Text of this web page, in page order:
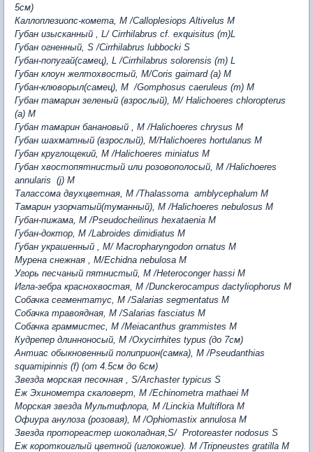
5см)
Каллоплезиопс-комета, M /Calloplesiops Altivelus M
Губан изысканный , L/ Cirrhilabrus cf. exquisitus (m)L
Губан огненный, S /Cirrhilabrus lubbocki S
Губан-попугай(самец), L /Cirrhilabrus solorensis (m) L
Губан клоун желтохвостый, М/Coris gaimard (a) M
Губан-клюворыл(самец), M /Gomphosus caeruleus (m) M
Губан тамарин зеленый (взрослый), M/ Halichoeres chloropterus
(a) M
Губан тамарин банановый , M /Halichoeres chrysus M
Губан шахматный (взрослый), М/Halichoeres hortulanus M
Губан круглощекий, M /Halichoeres miniatus M
Губан хвостопятнистый или розовополосый, M /Halichoeres
annularis (j) M
Талассома двухцветная, M /Thalassoma amblycephalum M
Тамарин узорчатый(туманный), M /Halichoeres nebulosus M
Губан-пижама, M /Pseudocheilinus hexataenia M
Губан-доктор, M /Labroides dimidiatus M
Губан украшенный , М/ Macropharyngodon ornatus M
Мурена снежная , М/Echidna nebulosa M
Угорь песчаный пятнистый, M /Heteroconger hassi M
Игла-зебра краснохвостая, M /Dunckerocampus dactyliophorus M
Собачка сегментатус, M /Salarias segmentatus M
Собачка травоядная, M /Salarias fasciatus M
Собачка граммистес, M /Meiacanthus grammistes M
Кудрепер длинноносый, M /Oxycirrhites typus (до 7см)
Антиас обыкновенный полиприон(самка), M /Pseudanthias
squamipinnis (f) (от 4.5см до 6см)
Звезда морская песочная , S/Archaster typicus S
Еж Эхинометра скаловерт, М /Echinometra mathaei M
Морская звезда Мультифлора, М /Linckia Multiflora M
Офиура анулоза (розовая), М /Ophiomastix annulosa M
Звезда протореастер шоколадная,S/ Protoreaster nodosus S
Еж короткоиглый цветной (иглокожие). М /Tripneustes gratilla M